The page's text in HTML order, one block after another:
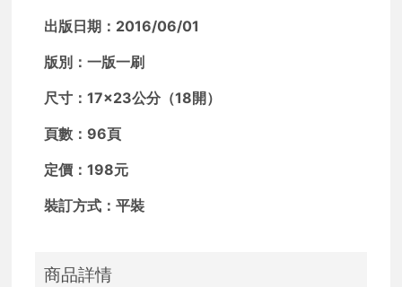
出版日期：2016/06/01
版別：一版一刷
尺寸：17×23公分（18開）
頁數：96頁
定價：198元
裝訂方式：平裝
商品詳情